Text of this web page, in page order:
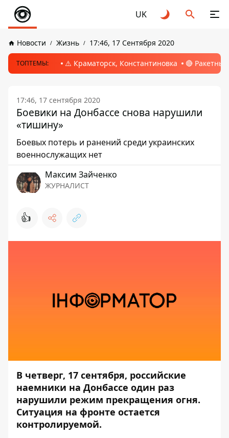
UK
Новости Жизнь 17:46, 17 Сентября 2020
ТОПТЕМЫ: ⚠️ Краматорск, Константиновка 🔴
17:46, 17 сентября 2020
Боевики на Донбассе снова нарушили
«тишину»
Боевых потерь и ранений среди украинских
военнослужащих нет
Максим Зайченко
ЖУРНАЛИСТ
👍
В четверг, 17 сентября, российские
наемники на Донбассе один раз
нарушили режим прекращения огня.
Ситуация на фронте остается
контролируемой.